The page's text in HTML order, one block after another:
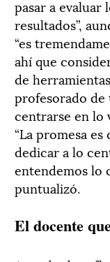
pasar a evaluar
resultados”,
“es
ahí que
de
profesorado de
centrarse en lo
“La promesa
dedicar a lo
entendemos lo
puntualizó.
El docente